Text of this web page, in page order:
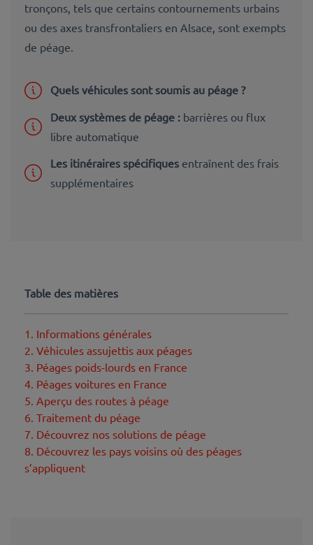
tronçons, tels que certains contournements urbains
ou des axes transfrontaliers en Alsace, sont exempts
de péage.
Quels véhicules sont soumis au péage ?
Deux systèmes de péage : barrières ou flux
libre automatique
Les itinéraires spécifiques entraînent des frais
supplémentaires
Table des matières
1. Informations générales
2. Véhicules assujettis aux péages
3. Péages poids-lourds en France
4. Péages voitures en France
5. Aperçu des routes à péage
6. Traitement du péage
7. Découvrez nos solutions de péage
8. Découvrez les pays voisins où des péages
s’appliquent